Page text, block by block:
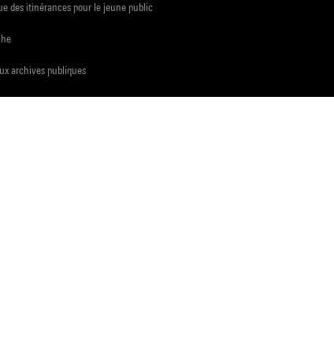
des itinérances pour le jeune public
archives publiques